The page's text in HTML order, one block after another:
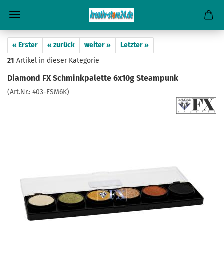
« Erster « zurück weiter »
Letzter »
21 Artikel in dieser Kategorie
Diamond FX Schminkpalette 6x10g Steampunk
(Art.Nr.: 403-FSM6K)